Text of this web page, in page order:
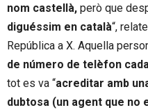
nom castellà, però que
diguéssim en català“,
República a X. Aquella
de número de telèfon
tot es va “acreditar amb
dubtosa (un agent que no